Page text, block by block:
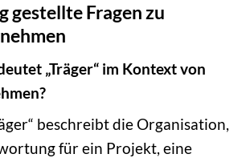
gestellte Fragen zu
„Träger“ im Kontext von
beschreibt die Organisation,
für ein Projekt, eine